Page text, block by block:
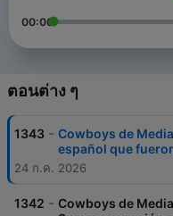
00:00
ตอนต่าง ๆ
1343 - Cowboys de
español que
24 ก.ค. 2026
1342 - Cowboys de